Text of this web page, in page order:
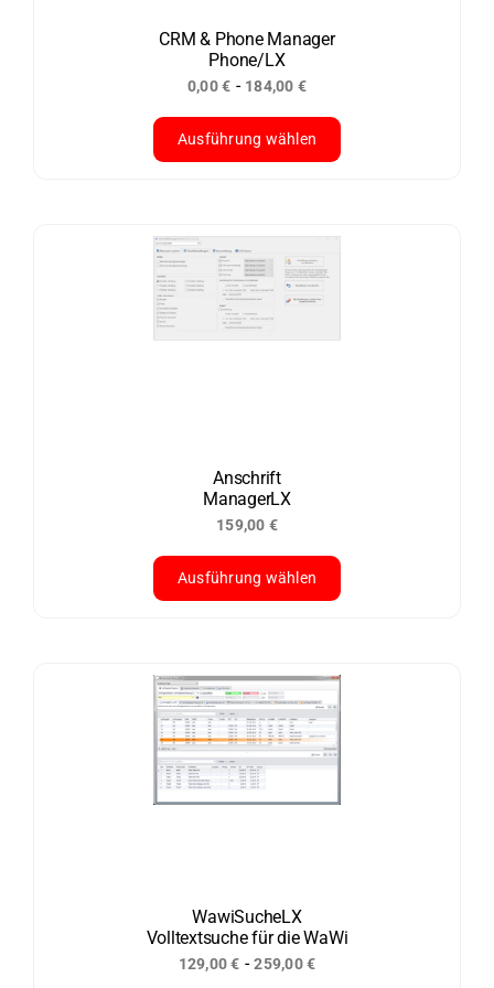
CRM & Phone Manager
Phone/LX
0,00€ - 184,00 €
Ausführung wählen
weist
mehrere
Varianten
auf.
Produktseite
werden
Anschrift
ManagerLX
159,00 €
Ausführung wählen
weist
mehrere
Varianten
auf.
Die
Produktseite
gewählt
WawiSucheLX
Volltextsuche für die WaWi
129,00€ -259,00€